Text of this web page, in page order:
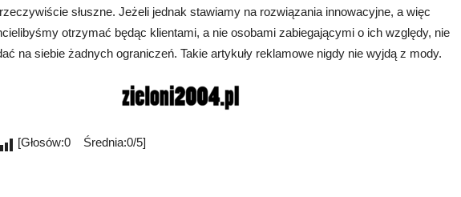
słuszne. Jeżeli jednak stawiamy na rozwiązania innowacyjne, a więc
otrzymać będąc klientami, a nie osobami zabiegającymi o ich względy, nie
na siebie żadnych ograniczeń. Takie artykuły reklamowe nigdy nie wyjdą z mody.
[Głosów:0 Średnia:0/5]